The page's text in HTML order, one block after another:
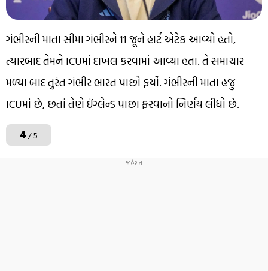
ગંભીરની માતા સીમા ગંભીરને 11 જૂને હાર્ટ એટેક આવ્યો હતો,
ત્યારબાદ તેમને ICUમાં દાખલ કરવામાં આવ્યા હતા. તે સમાચાર
મળ્યા બાદ તુરંત ગંભીર ભારત પાછો ફર્યો. ગંભીરની માતા હજુ
ICUમાં છે, છતાં તેણે ઈંગ્લેન્ડ પાછા ફરવાનો નિર્ણય લીધો છે.
4/ 5